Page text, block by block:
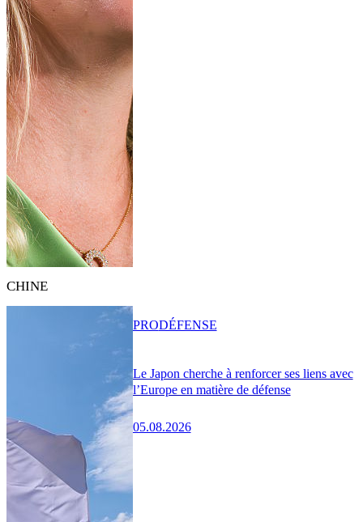
CHINE
Le Japon cherche à renforcer ses liens avec
l’Europe en matière de défense
05.08.2026
PRODÉFENSE